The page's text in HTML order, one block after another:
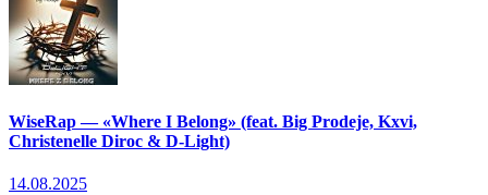
WiseRap — «Where I Belong» (feat. Big Prodeje, Kxvi,
Christenelle Diroc & D-Light)
14.08.2025